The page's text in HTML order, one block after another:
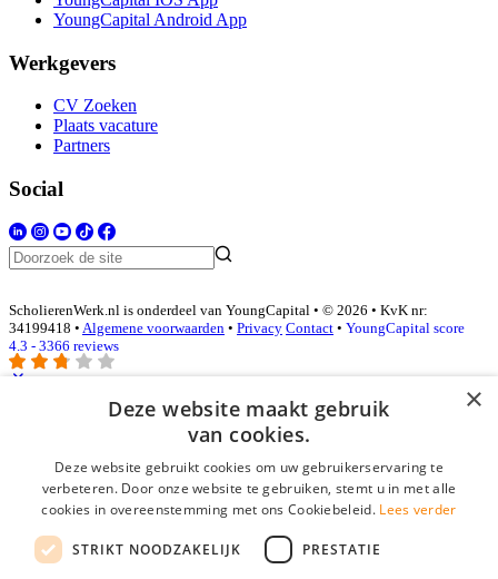
YoungCapital Android App
Werkgevers
CV Zoeken
Plaats vacature
Partners
Social
ScholierenWerk.nl is onderdeel van YoungCapital • © 2026 • KvK nr:
34199418 • Algemene voorwaarden • Privacy Contact • YoungCapital score
4.3 - 3366 reviews
E-mail*
Wachtwoord
login gegevens onthouden
×
Deze website maakt gebruik
van cookies.
Deze website gebruikt cookies om uw gebruikerservaring te
verbeteren. Door onze website te gebruiken, stemt u in met alle
cookies in overeenstemming met ons Cookiebeleid. Lees verder
STRIKT NOODZAKELIJK PRESTATIE